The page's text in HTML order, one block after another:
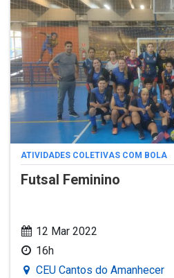
ATIVIDADES COLETIVAS COM BOLA
Futsal Feminino
12 Mar 2022
16h
CEU Cantos do Amanhecer